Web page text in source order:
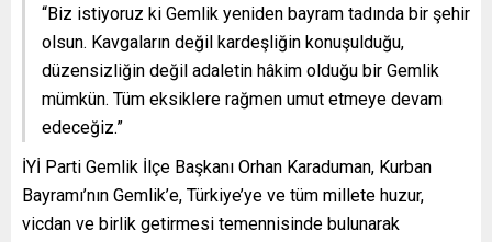
“Biz istiyoruz ki Gemlik yeniden bayram tadında bir şehir
olsun. Kavgaların değil kardeşliğin konuşulduğu,
düzensizliğin değil adaletin hâkim olduğu bir Gemlik
mümkün. Tüm eksiklere rağmen umut etmeye devam
edeceğiz.”
İYİ Parti Gemlik İlçe Başkanı Orhan Karaduman, Kurban
Bayramı’nın Gemlik’e, Türkiye’ye ve tüm millete huzur,
vicdan ve birlik getirmesi temennisinde bulunarak